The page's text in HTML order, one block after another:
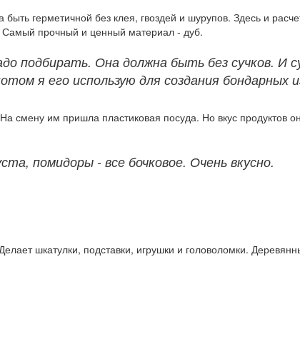
герметичной без клея, гвоздей и шурупов. Здесь и
прочный и ценный материал - дуб.
подбирать. Она должна быть без сучков. И
я его использую для создания бондарных
им пришла пластиковая посуда. Но вкус продуктов
помидоры - все бочковое. Очень вкусно.
шкатулки, подставки, игрушки и головоломки.